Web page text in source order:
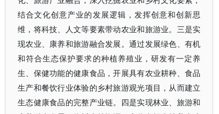
结合文化创意产业的发展逻辑，发挥创意和创新思
维，将科技、人文等要素带动农业和旅游业。三是实
现农业、康养和旅游融合发展。通过发展绿色、有机
和符合生态保护要求的种植养殖业，研发有一定养
生、保健功能的健康食品，开展具有农业耕种、食品
生产和餐饮行业体验的乡村旅游观光项目，从而建立
生态健康食品的完整产业链。四是实现林业、旅游和